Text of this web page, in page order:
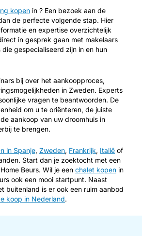
kopen in ? Een bezoek aan de
de perfecte volgende stap. Hier
en expertise overzichtelijk
in gesprek gaan met makelaars
gespecialiseerd zijn in en hun
bij over het aankoopproces,
in Zweden. Experts
vragen te beantwoorden. De
om u te oriënteren, de juiste
aankoop van uw droomhuis in
te brengen.
in Spanje, Zweden, Frankrijk, Italië of
Start dan je zoektocht met een
Beurs. Wil je een chalet kopen in
ook een mooi startpunt. Naast
buitenland is er ook een ruim aanbod
koop in Nederland.